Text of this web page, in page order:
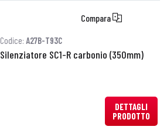
Compara
Codice: A27B-T93C
Silenziatore SC1-R carbonio (350mm)
DETTAGLI
PRODOTTO